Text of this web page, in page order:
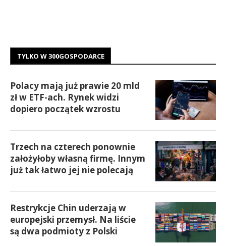
TYLKO W 300GOSPODARCE
Polacy mają już prawie 20 mld
zł w ETF-ach. Rynek widzi
dopiero początek wzrostu
Trzech na czterech ponownie
założyłoby własną firmę. Innym
już tak łatwo jej nie polecają
Restrykcje Chin uderzają w
europejski przemysł. Na liście
są dwa podmioty z Polski